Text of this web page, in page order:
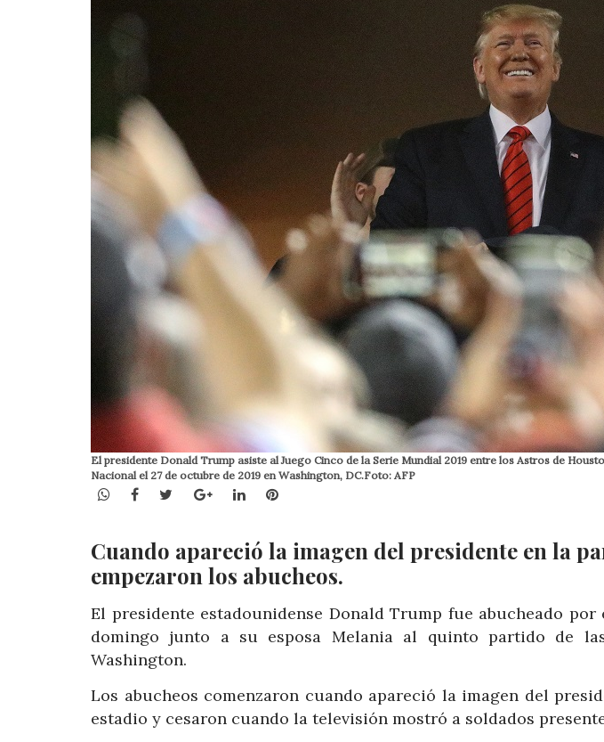
El presidente Donald Trump asiste al Juego Cinco de la Serie Mundial 2019 entre los Astros de
Nacional el 27 de octubre de 2019 en Washington, DC.Foto: AFP
WhatsApp
Facebook
TwitterGoogle+LinkedInPinterest
Cuando apareció la imagen del presidente en la
empezaron los abucheos.
El presidente estadounidense Donald Trump fue abucheado
domingo junto a su esposa Melania al quinto partido de
Washington.
Los abucheos comenzaron cuando apareció la imagen del
estadio y cesaron cuando la televisión mostró a soldados